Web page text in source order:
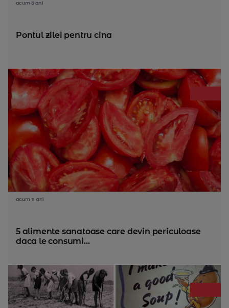
acum 8 ani
Pontul zilei pentru cina
acum 11 ani
5 alimente sanatoase care devin periculoase
daca le consumi...